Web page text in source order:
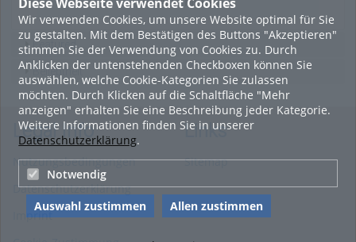
Wir verwenden Cookies, um unsere Website optimal für Sie
zu gestalten. Mit dem Bestätigen des Buttons "Akzeptieren"
stimmen Sie der Verwendung von Cookies zu. Durch
Anklicken der untenstehenden Checkboxen können Sie
auswählen, welche Cookie-Kategorien Sie zulassen
möchten. Durch Klicken auf die Schaltfläche "Mehr
anzeigen" erhalten Sie eine Beschreibung jeder Kategorie.
Weitere Informationen finden Sie in unserer
Datenschutzerklärung.
Notwendig
Auswahl zustimmen Allen zustimmen
LADE MEHR
Featured
Beliebtheit
Legal Info
Nutzungsbedingungen
Datenschutzerklärung
Imprint
Links
Sitemap